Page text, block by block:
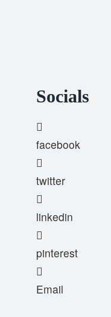
Socials
facebook
twitter
linkedin
pinterest
Email